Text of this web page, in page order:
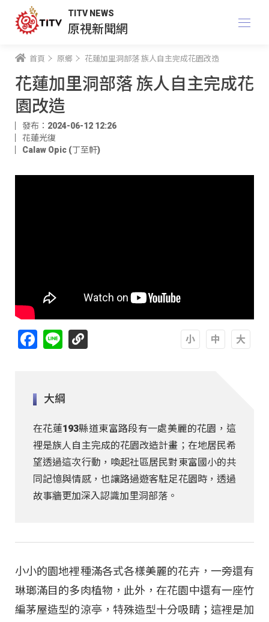
TITV NEWS
原視新聞網
首頁 原鄉 花蓮加里洞部落 族人自主完成花園改造
花蓮加里洞部落 族人自主完成花
園改造
發布：2024-06-12 12:26
花蓮光復
Calaw Opic (丁至軒)
Facebook
Line
大綱
在花蓮193縣道東富路段有一處美麗的花園，這
裡是族人自主完成的花園改造計畫；在地居民希
望透過這次行動，喚起社區居民對東富國小的共
同記憶與情感，也讓路過遊客駐足花園時，透過
故事牆更加深入認識加里洞部落。
小小的園地裡種滿各式各樣美麗的花卉，一旁還有
琳瑯滿目的多肉植物，此外，在花園中還有一座竹
編茅屋造型的涼亭，特殊造型十分吸睛；這裡是加